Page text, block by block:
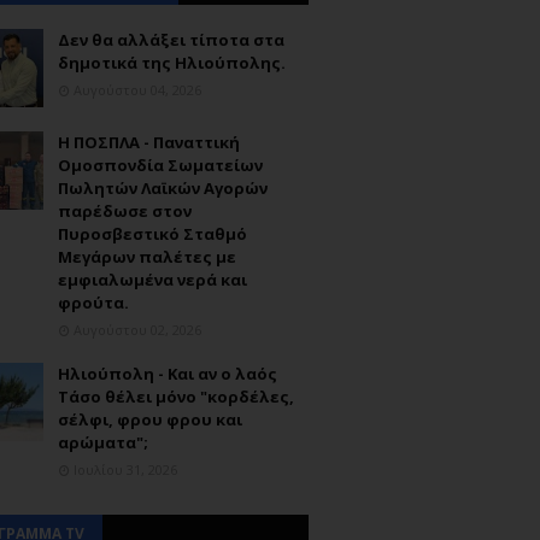
Δεν θα αλλάξει τίποτα στα
δημοτικά της Ηλιούπολης.
Η ΠΟΣΠΛΑ - Παναττική
Ομοσπονδία Σωματείων
Πωλητών Λαϊκών Αγορών
παρέδωσε στον
Πυροσβεστικό Σταθμό
Μεγάρων παλέτες με
εμφιαλωμένα νερά και
φρούτα.
Ηλιούπολη - Και αν ο λαός
Τάσο θέλει μόνο "κορδέλες,
σέλφι, φρου φρου και
αρώματα";
TV